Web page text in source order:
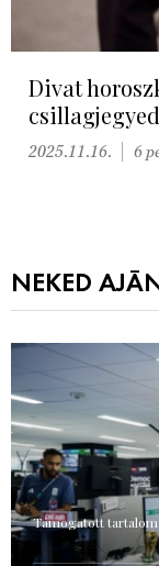
Divat
2025.11.16. 6
NEKED
Támogatott tartalom